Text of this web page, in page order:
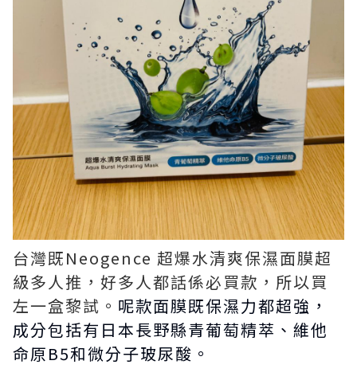
台灣既Neogence 超爆水清爽保濕面膜超
級多人推，好多人都話係必買款，所以買
左一盒黎試。 呢款面膜既保濕力都超強，
成分包括有日本長野縣青葡萄精萃、維他
命原B5和微分子玻尿酸。